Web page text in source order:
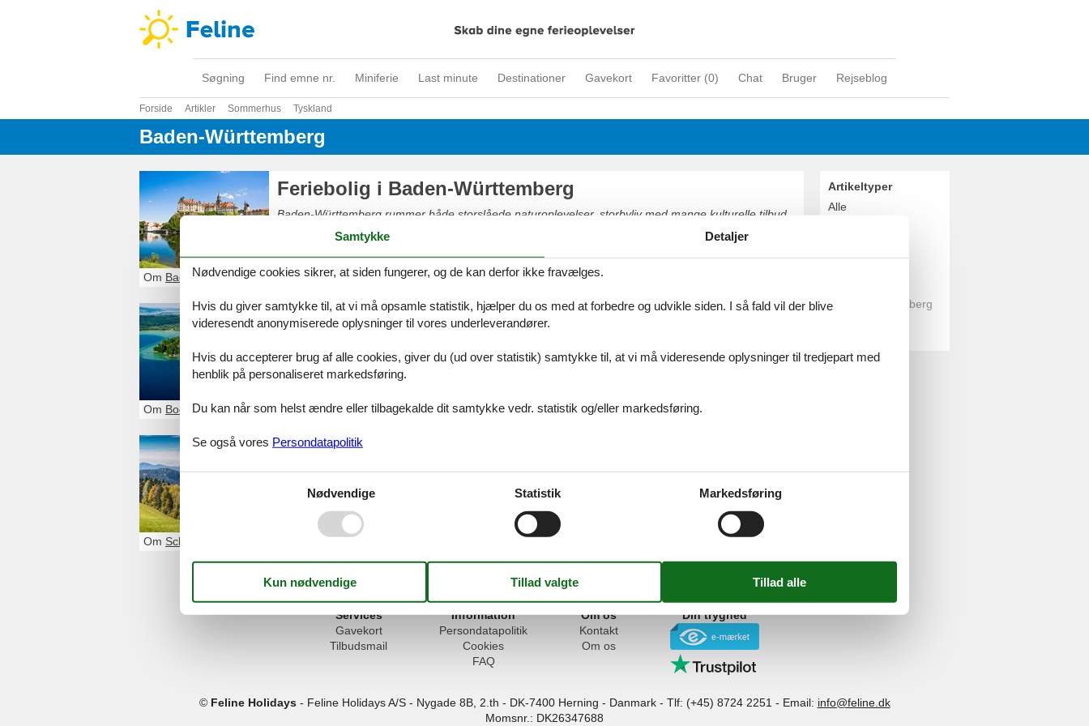
Søgning Find emne nr. Miniferie Last minute Destinationer Gavekort Favoritter (0) Chat Bruger Rejseblog
Forside Artikler Sommerhus Tyskland
Baden-Württemberg
Feriebolig i Baden-Württemberg
Baden-Württemberg rummer både storslåede naturoplevelser, storbyliv med mange kulturelle tilbud
samt mange forlystelsesparker og mulighed for badeferie.
Om Baden-Württemberg
Feriebolig ved Bodensøen
der er forbundet af den 4,3 km lange flod Seerhein. Det naturskønne område omkring søen indbyder
til udendørsaktiviteter, og der er en sand overflod af muligheder for hele familien både på land og i
Om Bodensøen
Feriebolig i Schwarzwald
frilandsmuseer, eller om børnene er blevet lovet en tur i en forlystelsespark, så finder I dette og tid til
hinanden i det smukke Schwarzwald.
Om Schwarzwald
Artikeltyper
Alle
Baden-Württemberg
Services
Gavekort
Tilbudsmail
Information
Persondatapolitik
Cookies
FAQ
Om os
Kontakt
Om os
Din tryghed
© Feline Holidays- Feline Holidays A/S- Nygade 8B, 2.th - DK-7400 Herning - Danmark - Tlf: (+45) 8724 2251 - Email: info@feline.dk
Momsnr.: DK26347688
Samtykke Detaljer
Nødvendige cookies sikrer, at siden fungerer, og de kan derfor ikke fravælges.
Hvis du giver samtykke til, at vi må opsamle statistik, hjælper du os med at forbedre og udvikle siden. I så fald vil der blive
videresendt anonymiserede oplysninger til vores underleverandører.
Hvis du accepterer brug af alle cookies, giver du (ud over statistik) samtykke til, at vi må videresende oplysninger til tredjepart med
henblik på personaliseret markedsføring.
Du kan når som helst ændre eller tilbagekalde dit samtykke vedr. statistik og/eller markedsføring.
Se også vores Persondatapolitik
Nødvendige Statistik Markedsføring